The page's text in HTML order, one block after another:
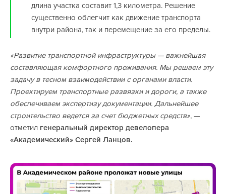
длина участка составит 1,3 километра. Решение
существенно облегчит как движение транспорта
внутри района, так и перемещение за его пределы.
«Развитие транспортной инфраструктуры — важнейшая
составляющая комфортного проживания. Мы решаем эту
задачу в тесном взаимодействии с органами власти.
Проектируем транспортные развязки и дороги, а также
обеспечиваем экспертизу документации. Дальнейшее
строительство ведется за счет бюджетных средств», —
отметил генеральный директор девелопера
«Академический» Сергей Ланцов.